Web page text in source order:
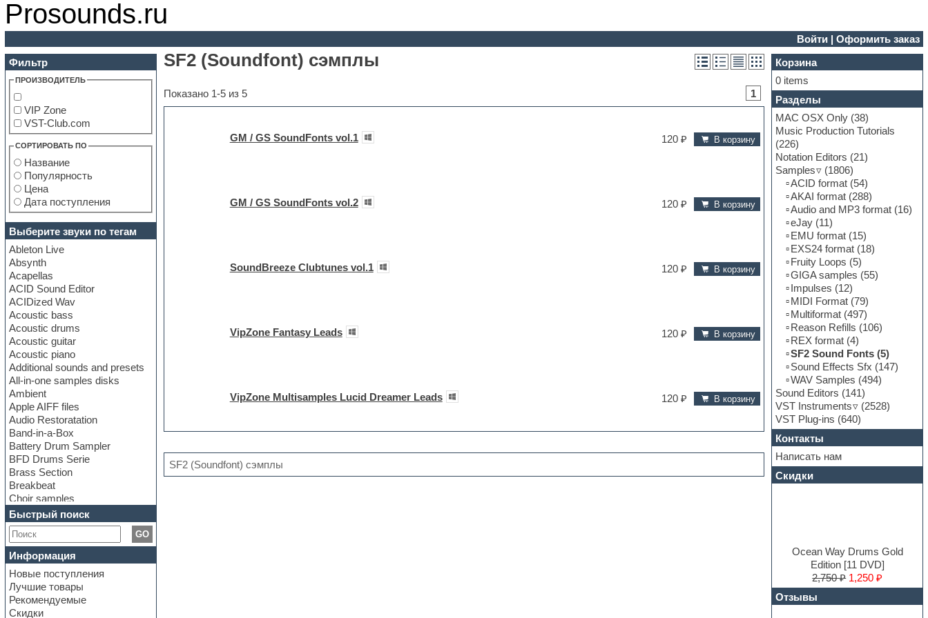
Prosounds.ru
Войти |Оформить заказ
Фильтр
ПРОИЗВОДИТЕЛЬ
VIP Zone
VST-Club.com
СОРТИРОВАТЬ ПО
Название
Популярность
Цена
Дата поступления
Выберите звуки по тегам
Ableton Live
Absynth
Acapellas
ACID Sound Editor
ACIDized Wav
Acoustic bass
Acoustic drums
Acoustic guitar
Acoustic piano
Additional sounds and presets
All-in-one samples disks
Ambient
Apple AIFF files
Audio Restoratation
Band-in-a-Box
Battery Drum Sampler
BFD Drums Serie
Brass Section
Breakbeat
Choir samples
Chris Hein Samples
Cinematic samples
Club bass
Club leads
Club sounds
Construction kits
Convolution
Cubase
Быстрый поиск
GO
Информация
Новые поступления
Лучшие товары
Рекомендуемые
Скидки
SF2 (Soundfont) сэмплы
Показано 1-5 из 5 1
GM / GS SoundFonts vol.1 120 ₽ В корзину
GM / GS SoundFonts vol.2 120 ₽ В корзину
SoundBreeze Clubtunes vol.1 120 ₽ В корзину
VipZone Fantasy Leads 120 ₽ В корзину
VipZone Multisamples Lucid Dreamer Leads 120 ₽ В корзину
SF2 (Soundfont) сэмплы
Корзина
0 items
Разделы
MAC OSX Only (38)
Music Production Tutorials
(226)
Notation Editors (21)
Samples
(1806)
ACID format (54)
AKAI format (288)
Audio and MP3 format (16)
eJay (11)
EMU format (15)
EXS24 format (18)
Fruity Loops (5)
GIGA samples (55)
Impulses (12)
MIDI Format (79)
Multiformat (497)
Reason Refills (106)
REX format (4)
SF2 Sound Fonts (5)
Sound Effects Sfx (147)
WAV Samples (494)
Sound Editors (141)
VST Instruments
(2528)
VST Plug-ins (640)
Контакты
Написать нам
Скидки
Ocean Way Drums Gold
Edition [11 DVD]
2,750 ₽ 1,250 ₽
Отзывы